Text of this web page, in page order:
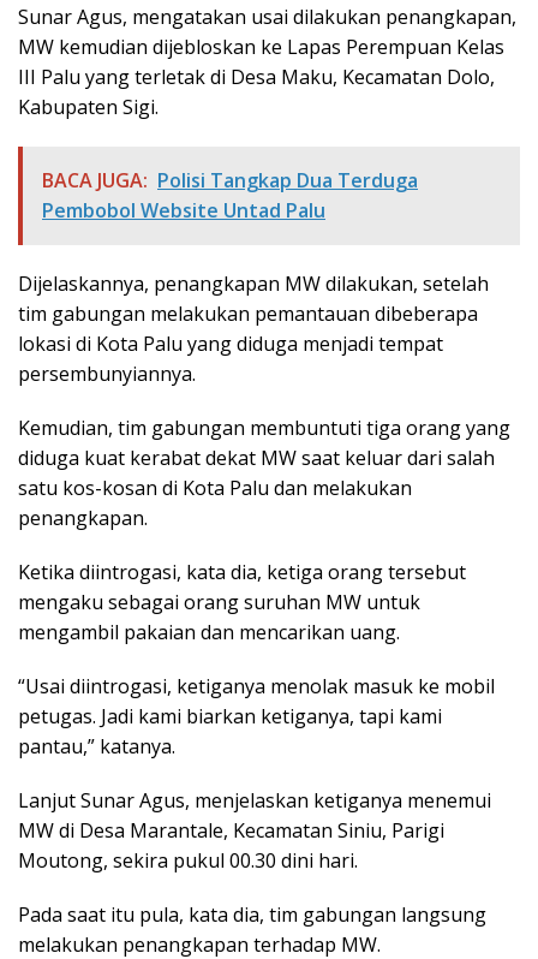
Sunar Agus, mengatakan usai dilakukan penangkapan,
MW kemudian dijebloskan ke Lapas Perempuan Kelas
III Palu yang terletak di Desa Maku, Kecamatan Dolo,
Kabupaten Sigi.
BACA JUGA: Polisi Tangkap Dua Terduga
Pembobol Website Untad Palu
Dijelaskannya, penangkapan MW dilakukan, setelah
tim gabungan melakukan pemantauan dibeberapa
lokasi di Kota Palu yang diduga menjadi tempat
persembunyiannya.
Kemudian, tim gabungan membuntuti tiga orang yang
diduga kuat kerabat dekat MW saat keluar dari salah
satu kos-kosan di Kota Palu dan melakukan
penangkapan.
Ketika diintrogasi, kata dia, ketiga orang tersebut
mengaku sebagai orang suruhan MW untuk
mengambil pakaian dan mencarikan uang.
“Usai diintrogasi, ketiganya menolak masuk ke mobil
petugas. Jadi kami biarkan ketiganya, tapi kami
pantau,” katanya.
Lanjut Sunar Agus, menjelaskan ketiganya menemui
MW di Desa Marantale, Kecamatan Siniu, Parigi
Moutong, sekira pukul 00.30 dini hari.
Pada saat itu pula, kata dia, tim gabungan langsung
melakukan penangkapan terhadap MW.